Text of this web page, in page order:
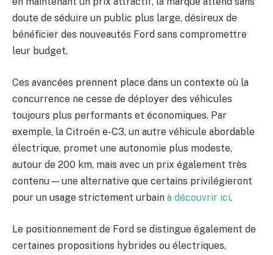
doute de séduire un public plus large, désireux de
bénéficier des nouveautés Ford sans compromettre
leur budget.
Ces avancées prennent place dans un contexte où la
concurrence ne cesse de déployer des véhicules
toujours plus performants et économiques. Par
exemple, la Citroën e-C3, un autre véhicule abordable
électrique, promet une autonomie plus modeste,
autour de 200 km, mais avec un prix également très
contenu — une alternative que certains privilégieront
pour un usage strictement urbain à découvrir ici.
Le positionnement de Ford se distingue également de
certaines propositions hybrides ou électriques,